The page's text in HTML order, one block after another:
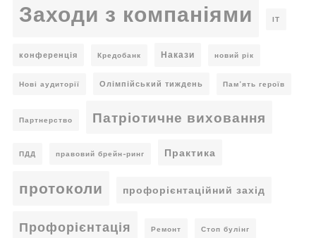
Заходи з компаніями ІТ
конференція Кредобанк Накази новий рік
Нові аудиторії Олімпійський тиждень Пам’ять героїв
Партнерство Патріотичне виховання
ПДД правовий брейн-ринг Практика
протоколи профорієнтаційний захід
Профорієнтація Ремонт Стоп булінг